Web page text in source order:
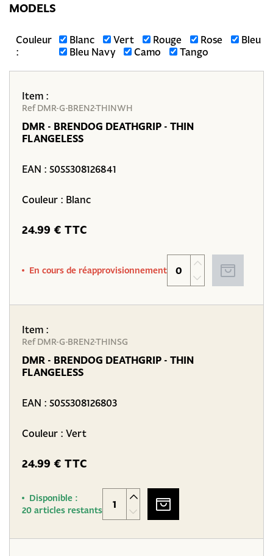
MODELS
Couleur
:
Blanc Vert Rouge Rose
Bleu
Bleu Navy
Camo Tango
Item :
Ref DMR-G-BREN2-THINWH
DMR - BRENDOG DEATHGRIP - THIN
FLANGELESS
EAN : 5055308126841
Couleur : Blanc
24.99 € TTC
En cours de réapprovisionnement
Item :
Ref DMR-G-BREN2-THINSG
DMR - BRENDOG DEATHGRIP - THIN
FLANGELESS
EAN : 5055308126803
Couleur : Vert
24.99 € TTC
Disponible :
20 articles restants